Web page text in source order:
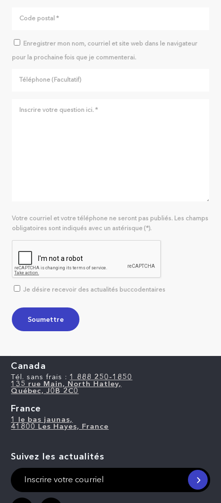
Enregistrer mon nom, courriel et site web dans le navigateur
pour la prochaine fois que je commenterai.
Votre courriel et votre téléphone ne seront pas publiés. Les champs
obligatoires sont indiqués avec un astérisque (*).
Je désire recevoir des actualités buccodentaires
Canada
Tél. sans frais : 1 888 250-1850
135 rue Main, North Hatley,
Québec, J0B 2C0
France
1 le bas jaunas,
41800 Les Hayes, France
Suivez les actualités